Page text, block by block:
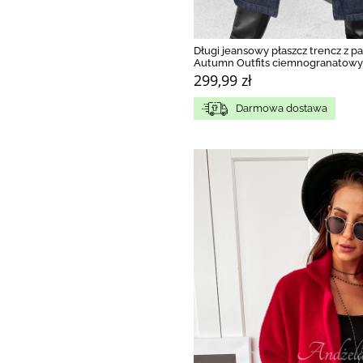
Długi jeansowy płaszcz trencz z
Autumn Outfits ciemnogranatowy
299,99 zł
Darmowa dostawa